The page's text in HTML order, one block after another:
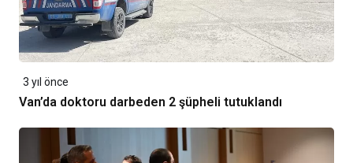
3 yıl önce
Van’da doktoru darbeden 2 şüpheli tutuklandı